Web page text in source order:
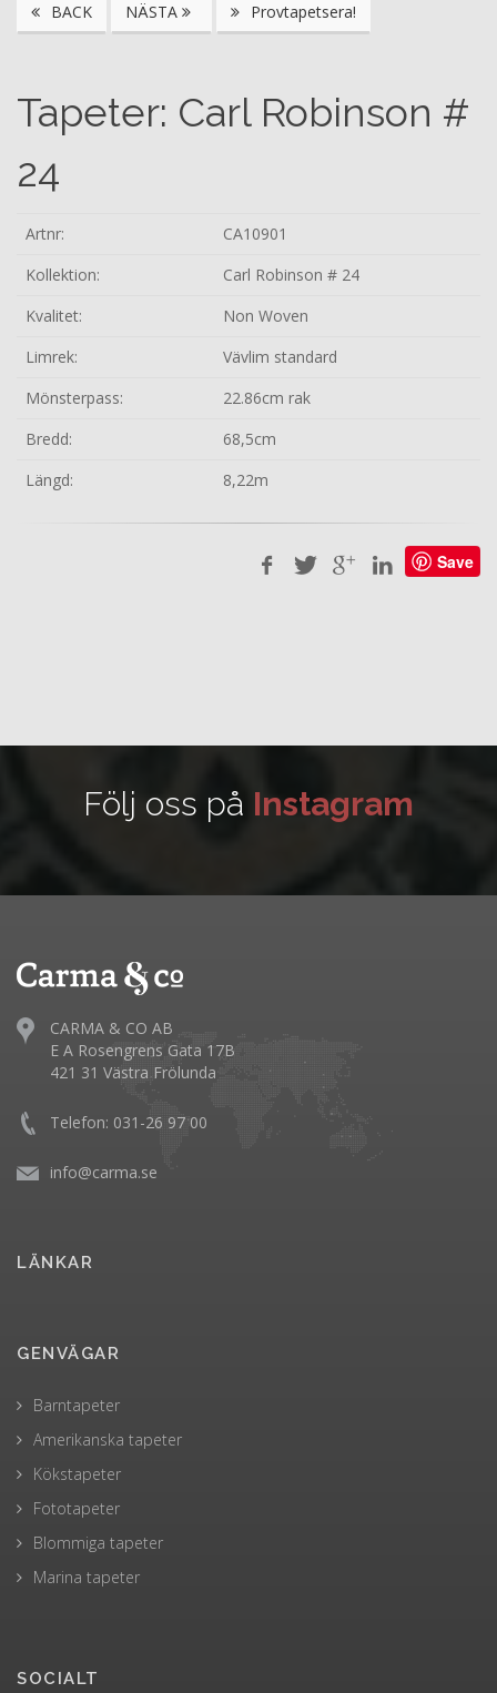
BACK NÄSTA Provtapetsera!
Tapeter: Carl Robinson #
24
Artnr:
CA10901
Kollektion:
Carl Robinson # 24
Kvalitet:
Non Woven
Limrek:
Vävlim standard
Mönsterpass:
22.86cm rak
Bredd:
68,5cm
Längd:
8,22m
Save
Följ oss på Instagram
CARMA & CO AB
E A Rosengrens Gata 17B
421 31 Västra Frölunda
Telefon: 031-26 97 00
info@carma.se
LÄNKAR
GENVÄGAR
Barntapeter
Amerikanska tapeter
Kökstapeter
Fototapeter
Blommiga tapeter
Marina tapeter
SOCIALT